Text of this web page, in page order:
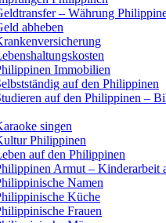
– Währung
abheben
Immobilien
auf den Philippinen
auf den Philippinen –
singen
Philippinen
auf den Philippinen
Armut – Kinderarbeit
Namen
Küche
Frauen